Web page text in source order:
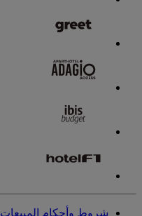
شروط وأحكام المبيعات